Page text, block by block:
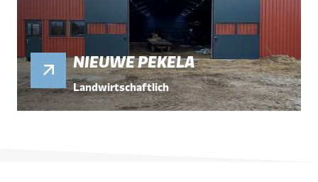
NIEUWE PEKELA
Landwirtschaftlich